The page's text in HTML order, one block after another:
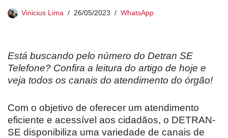
Vinicius Lima 26/05/2023 WhatsApp
Está buscando pelo número do Detran SE
Telefone? Confira a leitura do artigo de hoje e
veja todos os canais do atendimento do órgão!
Com o objetivo de oferecer um atendimento
eficiente e acessível aos cidadãos, o DETRAN-
SE disponibiliza uma variedade de canais de